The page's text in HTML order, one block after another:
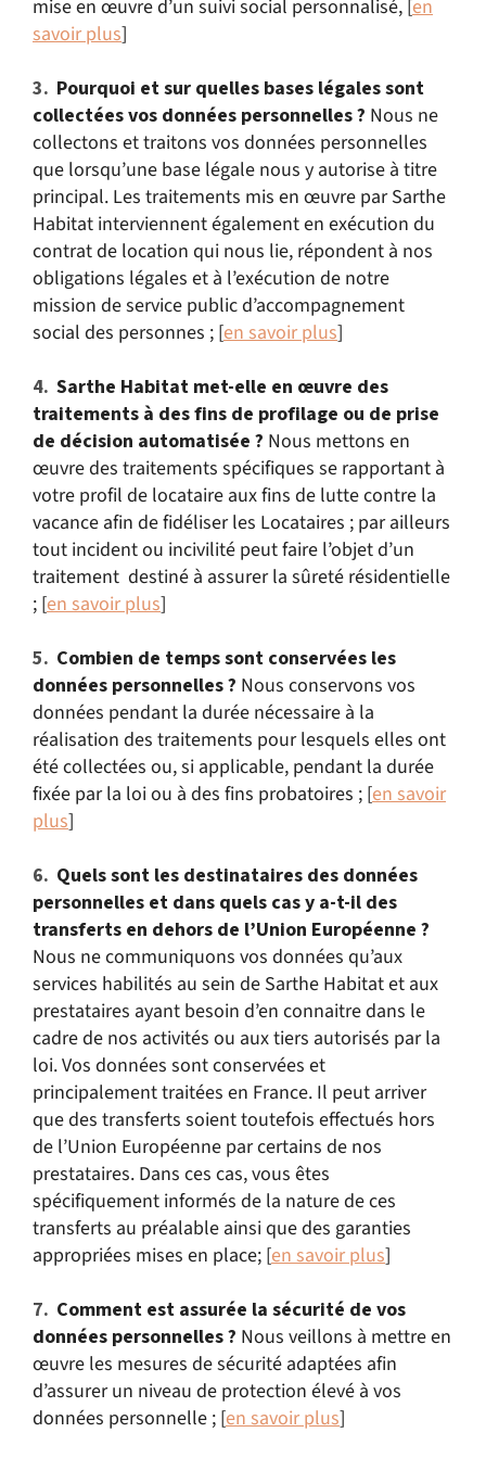
mise en œuvre d’un suivi social personnalisé, [en
savoir plus]
Pourquoi et sur quelles bases légales sont
collectées vos données personnelles ? Nous ne
collectons et traitons vos données personnelles
que lorsqu’une base légale nous y autorise à titre
principal. Les traitements mis en œuvre par Sarthe
Habitat interviennent également en exécution du
contrat de location qui nous lie, répondent à nos
obligations légales et à l’exécution de notre
mission de service public d’accompagnement
social des personnes ; [en savoir plus]
Sarthe Habitat met-elle en œuvre des
traitements à des fins de profilage ou de prise
de décision automatisée ? Nous mettons en
œuvre des traitements spécifiques se rapportant à
votre profil de locataire aux fins de lutte contre la
vacance afin de fidéliser les Locataires ; par ailleurs
tout incident ou incivilité peut faire l’objet d’un
traitement destiné à assurer la sûreté résidentielle
; [en savoir plus]
Combien de temps sont conservées les
données personnelles? Nous conservons vos
données pendant la durée nécessaire à la
réalisation des traitements pour lesquels elles ont
été collectées ou, si applicable, pendant la durée
fixée par la loi ou à des fins probatoires ; [en savoir
plus]
Quels sont les destinataires des données
personnelles et dans quels cas y a-t-il des
transferts en dehors de l’Union Européenne ?
Nous ne communiquons vos données qu’aux
services habilités au sein de Sarthe Habitat et aux
prestataires ayant besoin d’en connaitre dans le
cadre de nos activités ou aux tiers autorisés par la
loi. Vos données sont conservées et
principalement traitées en France. Il peut arriver
que des transferts soient toutefois effectués hors
de l’Union Européenne par certains de nos
prestataires. Dans ces cas, vous êtes
spécifiquement informés de la nature de ces
transferts au préalable ainsi que des garanties
appropriées mises en place; [en savoir plus]
Comment est assurée la sécurité de vos
données personnelles ? Nous veillons à mettre en
œuvre les mesures de sécurité adaptées afin
d’assurer un niveau de protection élevé à vos
données personnelle ; [en savoir plus]